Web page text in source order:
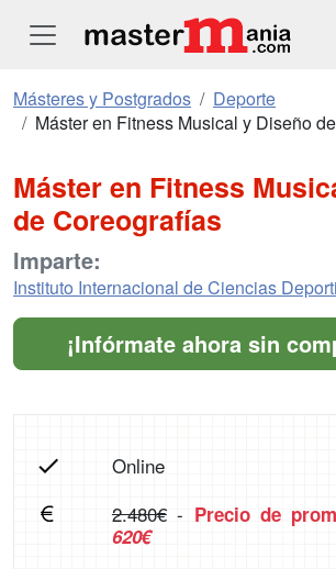
Másteres y Postgrados
Deporte
Máster en Fitness Musical y Diseño
Máster en Fitness
de Coreografías
Imparte:
Instituto Internacional de Ciencias
¡Infórmate ahora sin
Online
2.480€- Precio de
620€